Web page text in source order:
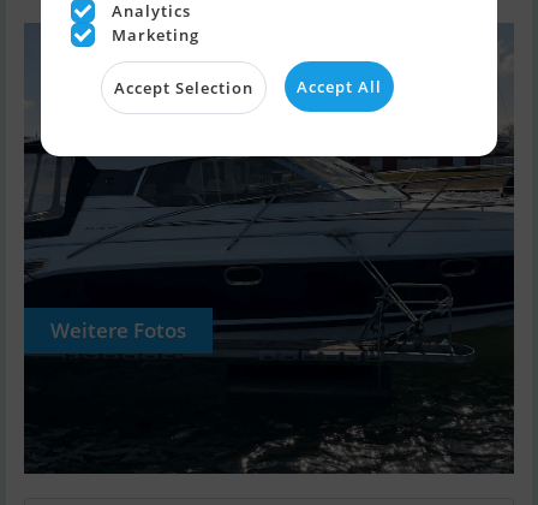
Weitere Fotos
Analytics
Marketing
Accept Selection Accept All